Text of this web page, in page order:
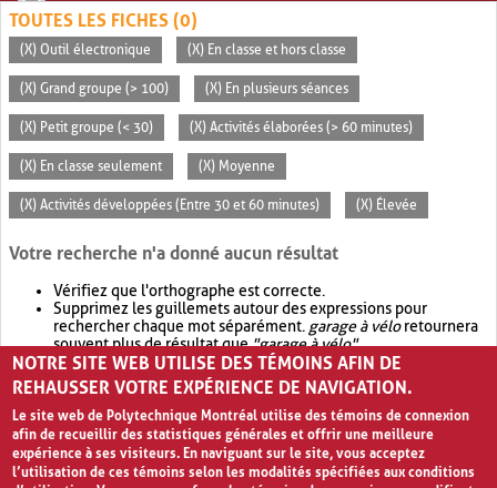
TOUTES LES FICHES (0)
(X) Outil électronique (X) En classe et hors classe
(X) Grand groupe (> 100) (X) En plusieurs séances
(X) Petit groupe (< 30) (X) Activités élaborées (> 60 minutes)
(X) En classe seulement (X) Moyenne
(X) Activités développées (Entre 30 et 60 minutes) (X) Élevée
Votre recherche n'a donné aucun résultat
Vérifiez que l'orthographe est correcte.
Supprimez les guillemets autour des expressions pour
rechercher chaque mot séparément. garage à véloretournera
souvent plus de résultat que"garage à vélo".
Envisagez d'élargir votre recherche avec OR.garage OR vélo
retournera souvent plus de résultat quegarage à vélo
NOTRE SITE WEB UTILISE DES TÉMOINS AFIN DE
REHAUSSER VOTRE EXPÉRIENCE DE NAVIGATION.
Le site web de Polytechnique Montréal utilise des témoins de connexion
afin de recueillir des statistiques générales et offrir une meilleure
expérience à ses visiteurs. En naviguant sur le site, vous acceptez
l’utilisation de ces témoins selon les modalités spécifiées aux conditions